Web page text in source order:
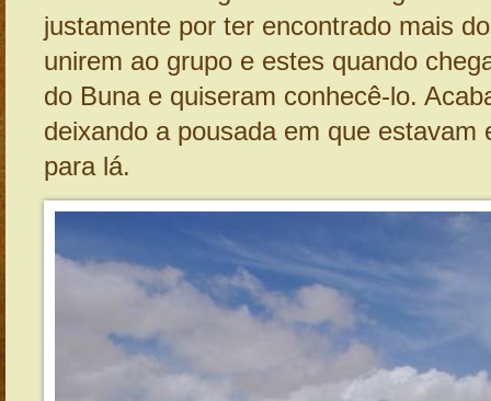
justamente por ter encontrado mais
unirem ao grupo e estes quando
do Buna e quiseram conhecê-lo.
deixando a pousada em que estavam
para lá.